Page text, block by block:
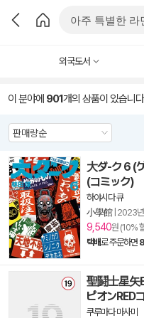
외국도서
이 분야에 901개의 상품이 있습니
大ダ-ク 6 (
(コミック)
하야시다 큐
小學館| 2023
9,540원 (10%
택배로 주문하면
聖鬪士星矢
ピオンRED
쿠루마다 마사미